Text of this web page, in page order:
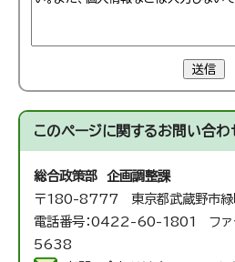
送信
このページに関するお問い合わ
総合政策部 企画調整課
〒180-8777 東京都武蔵野市
電話番号：0422-60-1801 ファ
5638